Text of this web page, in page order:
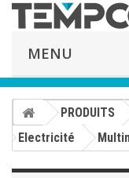
MENU
PRODUITS
Electricité